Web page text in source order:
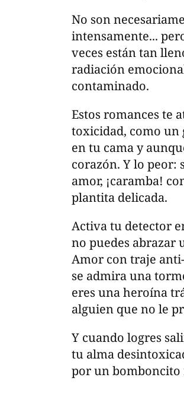
No son
intensamente...
veces están tan
radiación
contaminado.
Estos romances te
toxicidad, como un
en tu cama y
corazón. Y lo peor:
amor, ¡caramba!
plantita delicada.
Activa tu detector
no puedes abrazar
Amor con traje
se admira una
eres una heroína
alguien que no le
Y cuando logres
tu alma
por un bomboncito